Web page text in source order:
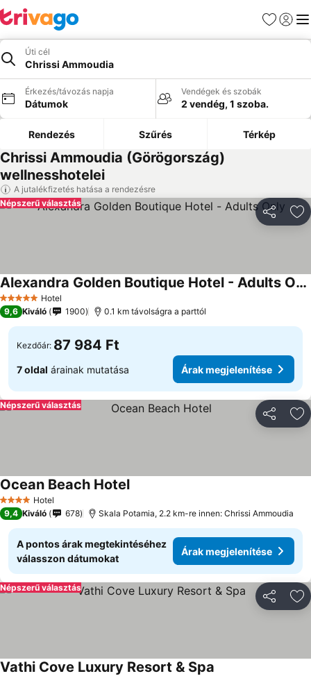
Kedvencek
Úti cél
Chrissi Ammoudia
Érkezés/távozás napja
Dátumok
Vendégek és szobák
2 vendég, 1 szoba.
Rendezés Szűrés Térkép
Chrissi Ammoudia (Görögország)
wellnesshotelei
A jutalékfizetés hatása a rendezésre
Népszerű választás
5 KategóriaHotel
Alexandra Golden Boutique Hotel - Adults Only
9,6 Kiváló 1900 0.1 km távolságra a parttól
Kezdőár: 87 984 Ft
7 oldal árainak mutatása Árak megjelenítése
Népszerű választás
4 KategóriaHotel
Ocean Beach Hotel
9,4 Kiváló 678 Skala Potamia, 2.2 km-re innen: Chrissi Ammoudia
A pontos árak megtekintéséhez
válasszon dátumokat
Árak megjelenítése
Népszerű választás
Vathi Cove Luxury Resort & Spa